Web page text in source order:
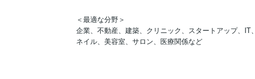
＜最適な分野＞
企業、不動産、建築、クリニック、スタートアップ、IT
ネイル、美容室、サロン、医療関係など